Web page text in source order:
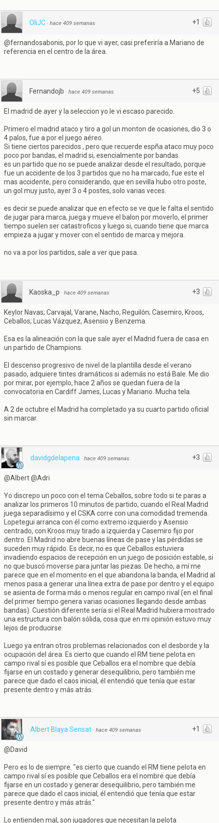
+1
OliJC · hace 409 semanas
@fernandosabonis, por lo que vi ayer, casi preferiría a Mariano de
referencia en el centro de la área.
+5
Fernandojb · hace 409 semanas
El madrid de ayer y la seleccion yo le vi escaso parecido.
Primero el madrid ataco y tiro a gol un monton de ocasiones, dio 3 o
4 palos, fue a por el juego aéreo.
Si tiene ciertos parecidos , pero que recuerde espña ataco muy poco
poco por bandas, el madrid si, esencialmente por bandas.
es un partido que no se puede analizar desde el resultado, porque
fue un accidente de los 3 partidos que no ha marcado, fue este el
mas accidente, pero considerando, que en sevilla hubo otro poste,
un gol muy justo, ayer 3 o 4 postes, solo varias veces.
es decir se puede analizar que en efecto se ve que le falta el sentido
de jugar para marca, juega y mueve el balon por moverlo, el primer
tiempo suelen ser catastroficos y luego si, cuando tiene que marca
empieza a jugar y mover con el sentido de marca y mejora.
no va a por los partidos, sale a ver que pasa.
+3
Kaoska_p · hace 409 semanas
Keylor Navas; Carvajal, Varane, Nacho, Reguilón; Casemiro, Kroos,
Ceballos; Lucas Vázquez, Asensio y Benzema.
Esa es la alineación con la que sale ayer el Madrid fuera de casa en
un partido de Champions.
El descenso progresivo de nivel de la plantilla desde el verano
pasado, adquiere tintes dramáticos si además no está Bale. Me dio
por mirar, por ejemplo, hace 2 años se quedan fuera de la
convocatoria en Cardiff James, Lucas y Mariano. Mucha tela.
A 2 de octubre el Madrid ha completado ya su cuarto partido oficial
sin marcar.
+3
davidgdelapena · hace 409 semanas
@Albert @Adri
Yo discrepo un poco con el tema Ceballos, sobre todo si te paras a
analizar los primeros 10 minutos de partido, cuando el Real Madrid
juega separadísimo y el CSKA corre con una comodidad tremenda.
Lopetegui arranca con él como extremo izquierdo y Asensio
centrado, con Kroos muy tirado a izquierda y Casemiro fijo por
dentro. El Madrid no abre buenas líneas de pase y las pérdidas se
suceden muy rápido. Es decir, no es que Ceballos estuviera
invadiendo espacios de recepción en un juego de posición estable, si
no que buscó moverse para juntar las piezas. De hecho, a mí me
parece que en el momento en el que abandona la banda, el Madrid al
menos pasa a generar una línea extra de pase por dentro y el equipo
se asienta de forma más o menos regular en campo rival (en el final
del primer tiempo genera varias ocasiones llegando desde ambas
bandas). Cuestión diferente sería si el Real Madrid hubiera mostrado
una estructura con balón sólida, cosa que en mi opinión estuvo muy
lejos de producirse.
Luego ya entran otros problemas relacionados con el desborde y la
ocupación del área. Es cierto que cuando el RM tiene pelota en
campo rival sí es posible que Ceballos era el nombre que debía
fijarse en un costado y generar desequilibrio, pero también me
parece que dado el caos inicial, él entendió que tenía que estar
presente dentro y más atrás.
+1
Albert Blaya Sensat · hace 409 semanas
@David
Pero es lo de siempre. "es cierto que cuando el RM tiene pelota en
campo rival sí es posible que Ceballos era el nombre que debía
fijarse en un costado y generar desequilibrio, pero también me
parece que dado el caos inicial, él entendió que tenía que estar
presente dentro y más atrás."
Lo entienden mal, son jugadores que necesitan la pelota